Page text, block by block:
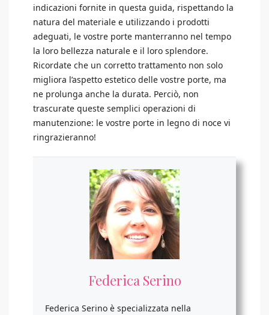
indicazioni fornite in questa guida, rispettando la
natura del materiale e utilizzando i prodotti
adeguati, le vostre porte manterranno nel tempo
la loro bellezza naturale e il loro splendore.
Ricordate che un corretto trattamento non solo
migliora l’aspetto estetico delle vostre porte, ma
ne prolunga anche la durata. Perciò, non
trascurate queste semplici operazioni di
manutenzione: le vostre porte in legno di noce vi
ringrazieranno!
Federica Serino
Federica Serino è specializzata nella